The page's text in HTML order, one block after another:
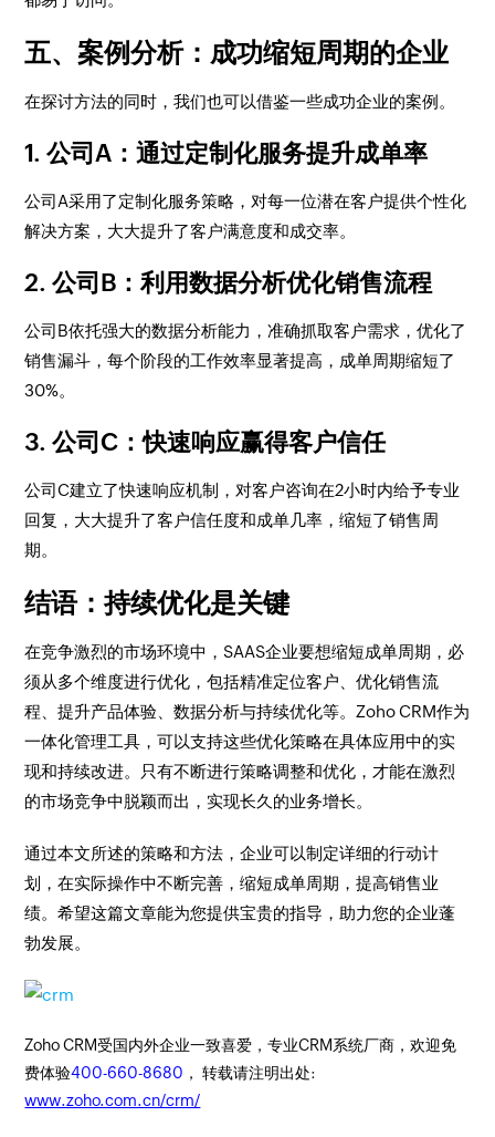
五、案例分析：成功缩短周期的企业
在探讨方法的同时，我们也可以借鉴一些成功企业的案例。
1. 公司A：通过定制化服务提升成单率
公司A采用了定制化服务策略，对每一位潜在客户提供个性化
解决方案，大大提升了客户满意度和成交率。
2. 公司B：利用数据分析优化销售流程
公司B依托强大的数据分析能力，准确抓取客户需求，优化了
销售漏斗，每个阶段的工作效率显著提高，成单周期缩短了
30%。
3. 公司C：快速响应赢得客户信任
公司C建立了快速响应机制，对客户咨询在2小时内给予专业
回复，大大提升了客户信任度和成单几率，缩短了销售周
期。
结语：持续优化是关键
在竞争激烈的市场环境中，SAAS企业要想缩短成单周期，必
须从多个维度进行优化，包括精准定位客户、优化销售流
程、提升产品体验、数据分析与持续优化等。Zoho CRM作为
一体化管理工具，可以支持这些优化策略在具体应用中的实
现和持续改进。只有不断进行策略调整和优化，才能在激烈
的市场竞争中脱颖而出，实现长久的业务增长。
通过本文所述的策略和方法，企业可以制定详细的行动计
划，在实际操作中不断完善，缩短成单周期，提高销售业
绩。希望这篇文章能为您提供宝贵的指导，助力您的企业蓬
勃发展。
Zoho CRM受国内外企业一致喜爱，专业CRM系统厂商，欢迎免
费体验400-660-8680 ， 转载请注明出处:
www.zoho.com.cn/crm/